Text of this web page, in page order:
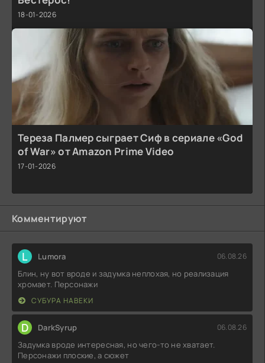
18-01-2026
Тереза Палмер сыграет Сиф в сериале «God
of War» от Amazon Prime Video
17-01-2026
Комментируют
L Lumora 06.08.26
Блин, ну вот вроде и задумка неплохая, но реализация
хромает. Персонажи
СУБУРА НАВЕКИ
D DarkSyrup 06.08.26
Задумка вроде интересная, но чего-то не хватает.
Персонажи плоские, а сюжет